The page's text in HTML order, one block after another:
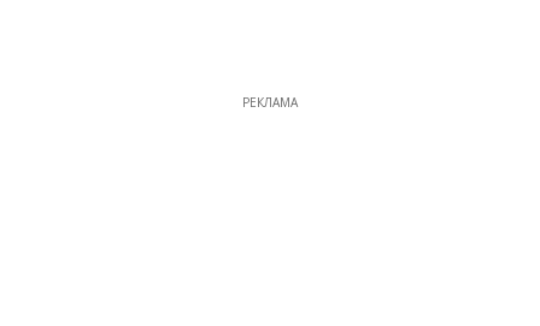
РЕКЛАМА